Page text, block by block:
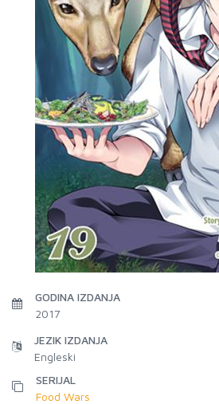
GODINA IZDANJA
2017
JEZIK IZDANJA
Engleski
SERIJAL
Food Wars